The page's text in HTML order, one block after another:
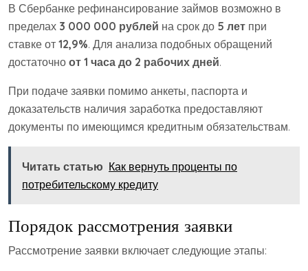
В Сбербанке рефинансирование займов возможно в
пределах 3 000 000 рублей на срок до 5 лет при
ставке от 12,9%. Для анализа подобных обращений
достаточно от 1 часа до 2 рабочих дней.
При подаче заявки помимо анкеты, паспорта и
доказательств наличия заработка предоставляют
документы по имеющимся кредитным обязательствам.
Читать статью Как вернуть проценты по
потребительскому кредиту
Порядок рассмотрения заявки
Рассмотрение заявки включает следующие этапы: